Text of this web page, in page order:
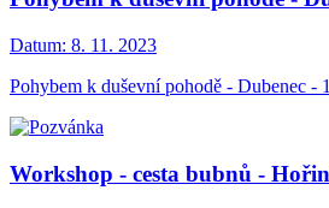
Datum: 8. 11. 2023
Pohybem k duševní pohodě - Dubenec -
Workshop - cesta bubnů -